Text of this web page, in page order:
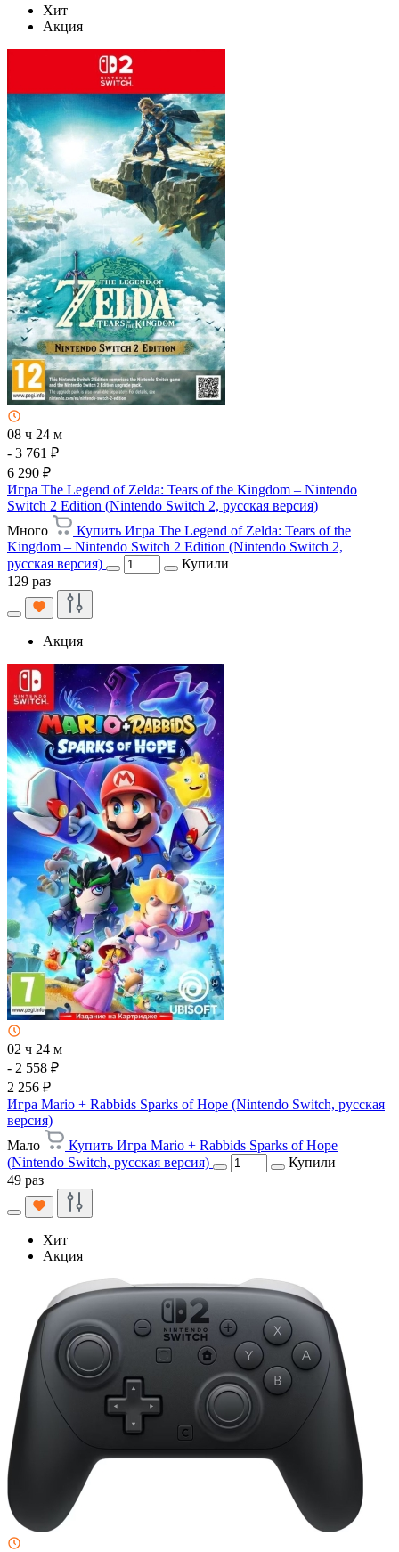
Хит
Акция
08 ч 24 м
- 3 761 ₽
6 290 ₽
Игра The Legend of Zelda: Tears of the Kingdom – Nintendo
Switch 2 Edition (Nintendo Switch 2, русская версия)
Много
Купить Игра The Legend of Zelda: Tears of the
Kingdom – Nintendo Switch 2 Edition (Nintendo Switch 2,
русская версия)
Купили
129 раз
Акция
02 ч 24 м
- 2 558 ₽
2 256 ₽
Игра Mario + Rabbids Sparks of Hope (Nintendo Switch, русская
версия)
Мало
Купить Игра Mario + Rabbids Sparks of Hope
(Nintendo Switch, русская версия)
Купили
49 раз
Хит
Акция